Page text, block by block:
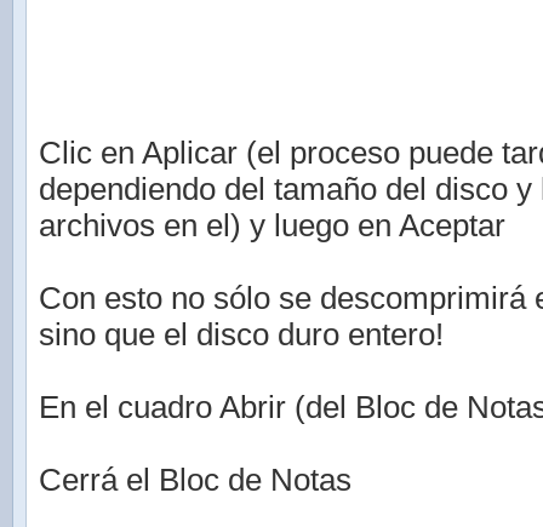
Clic en Aplicar (el proceso puede
dependiendo del tamaño del disco y
archivos en el) y luego en Aceptar
Con esto no sólo se descomprimirá
sino que el disco duro entero!
En el cuadro Abrir (del Bloc de
Cerrá el Bloc de Notas